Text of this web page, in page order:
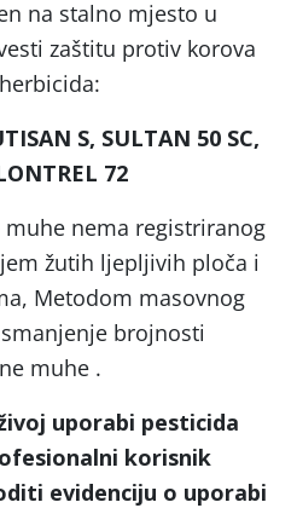
na stalno mjesto u
zaštitu protiv korova
S, SULTAN 50 SC,
72
nema registriranog
žutih ljepljivih ploča i
Metodom masovnog
brojnosti
muhe .
uporabi pesticida
korisnik
evidenciju o uporabi